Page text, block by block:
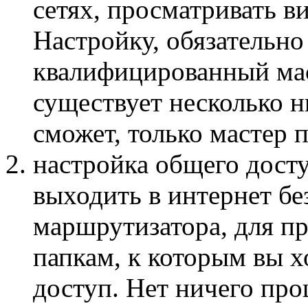
сетях, просматривать
Настройку,
квалифицированный
существует несколько
сможет, только мастер
настройка общего
выходить в интернет
маршрутизатора, для
папкам, к которым вы
доступ. Нет ничего